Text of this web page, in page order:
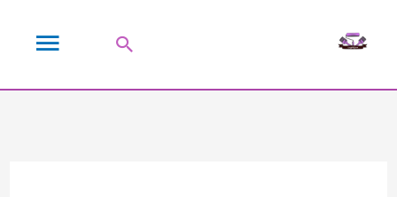
القائمة
البحث